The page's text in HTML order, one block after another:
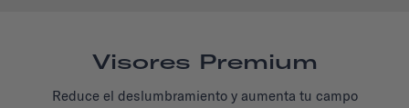
Visores Premium
Reduce el deslumbramiento y aumenta tu campo